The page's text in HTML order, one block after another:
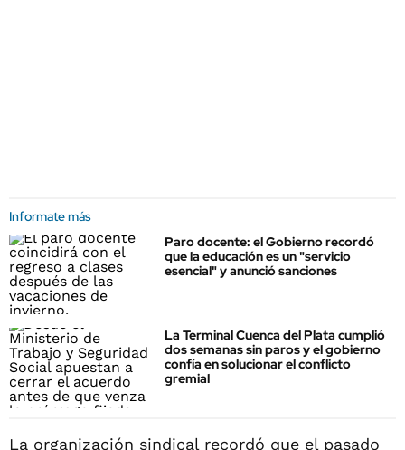
Informate más
Paro docente: el Gobierno recordó
que la educación es un "servicio
esencial" y anunció sanciones
La Terminal Cuenca del Plata cumplió
dos semanas sin paros y el gobierno
confía en solucionar el conflicto
gremial
La organización sindical recordó que el pasado